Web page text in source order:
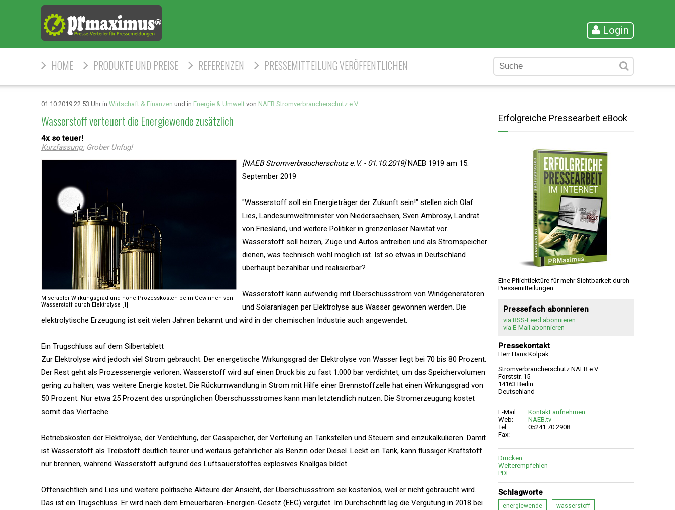
Login
HOME PRODUKTE UND PREISE REFERENZEN PRESSEMITTEILUNG VERÖFFENTLICHEN
01.10.2019 22:53 Uhr in Wirtschaft & Finanzen und in Energie & Umwelt von NAEB Stromverbraucherschutz e.V.
Wasserstoff verteuert die Energiewende zusätzlich
4x so teuer!
Kurzfassung:Grober Unfug!
Miserabler Wirkungsgrad und hohe Prozesskosten beim Gewinnen von
Wasserstoff durch Elektrolyse [1]
[NAEB Stromverbraucherschutz e.V. - 01.10.2019]NAEB 1919 am 15.
September 2019
"Wasserstoff soll ein Energieträger der Zukunft sein!" stellen sich Olaf
Lies, Landesumweltminister von Niedersachsen, Sven Ambrosy, Landrat
von Friesland, und weitere Politiker in grenzenloser Naivität vor.
Wasserstoff soll heizen, Züge und Autos antreiben und als Stromspeicher
dienen, was technisch wohl möglich ist. Ist so etwas in Deutschland
überhaupt bezahlbar und realisierbar?
Wasserstoff kann aufwendig mit Überschussstrom von Windgeneratoren
und Solaranlagen per Elektrolyse aus Wasser gewonnen werden. Die
elektrolytische Erzeugung ist seit vielen Jahren bekannt und wird in der chemischen Industrie auch angewendet.
Ein Trugschluss auf dem Silbertablett
Zur Elektrolyse wird jedoch viel Strom gebraucht. Der energetische Wirkungsgrad der Elektrolyse von Wasser liegt bei 70 bis 80 Prozent.
Der Rest geht als Prozessenergie verloren. Wasserstoff wird auf einen Druck bis zu fast 1.000 bar verdichtet, um das Speichervolumen
gering zu halten, was weitere Energie kostet. Die Rückumwandlung in Strom mit Hilfe einer Brennstoffzelle hat einen Wirkungsgrad von
50 Prozent. Nur etwa 25 Prozent des ursprünglichen Überschussstromes kann man letztendlich nutzen. Die Stromerzeugung kostet
somit das Vierfache.
Betriebskosten der Elektrolyse, der Verdichtung, der Gasspeicher, der Verteilung an Tankstellen und Steuern sind einzukalkulieren. Damit
ist Wasserstoff als Treibstoff deutlich teurer und weitaus gefährlicher als Benzin oder Diesel. Leckt ein Tank, kann flüssiger Kraftstoff
nur brennen, während Wasserstoff aufgrund des Luftsauerstoffes explosives Knallgas bildet.
Offensichtlich sind Lies und weitere politische Akteure der Ansicht, der Überschussstrom sei kostenlos, weil er nicht gebraucht wird.
Das ist ein Trugschluss. Er wird nach dem Erneuerbaren-Energien-Gesetz (EEG) vergütet. Im Durchschnitt lag die Vergütung in 2018 bei
Erfolgreiche Pressearbeit eBook
Eine Pflichtlektüre für mehr Sichtbarkeit durch
Pressemitteilungen.
Pressefach abonnieren
via RSS-Feed abonnieren
via E-Mail abonnieren
Pressekontakt
Herr Hans Kolpak
Stromverbraucherschutz NAEB e.V.
Forststr. 15
14163 Berlin
Deutschland
E-Mail:
Kontakt aufnehmen
Web:
NAEB.tv
Tel:
05241 70 2908
Fax:
Drucken
Weiterempfehlen
PDF
Schlagworte
energiewende wasserstoff